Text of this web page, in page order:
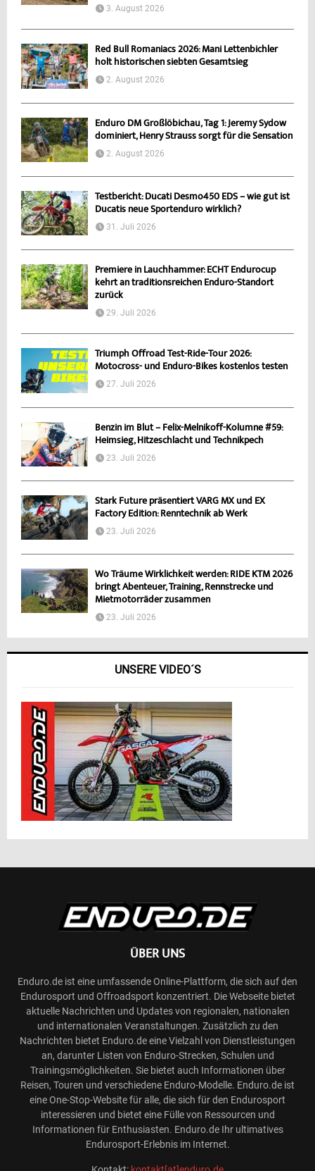
3. August 2026
Red Bull Romaniacs 2026: Mani Lettenbichler
holt historischen siebten Gesamtsieg
2. August 2026
Enduro DM Großlöbichau, Tag 1: Jeremy Sydow
dominiert, Henry Strauss sorgt für die Sensation
2. August 2026
Testbericht: Ducati Desmo450 EDS – wie gut ist
Ducatis neue Sportenduro wirklich?
31. Juli 2026
Premiere in Lauchhammer: ECHT Endurocup
kehrt an traditionsreichen Enduro-Standort
zurück
29. Juli 2026
Triumph Offroad Test-Ride-Tour 2026:
Motocross- und Enduro-Bikes kostenlos testen
27. Juli 2026
Benzin im Blut – Felix-Melnikoff-Kolumne #59:
Heimsieg, Hitzeschlacht und Technikpech
23. Juli 2026
Stark Future präsentiert VARG MX und EX
Factory Edition: Renntechnik ab Werk
23. Juli 2026
Wo Träume Wirklichkeit werden: RIDE KTM 2026
bringt Abenteuer, Training, Rennstrecke und
Mietmotorräder zusammen
23. Juli 2026
UNSERE VIDEO´S
ÜBER UNS
Enduro.de ist eine umfassende Online-Plattform, die sich auf den
Endurosport und Offroadsport konzentriert. Die Webseite bietet
aktuelle Nachrichten und Updates von regionalen, nationalen
und internationalen Veranstaltungen. Zusätzlich zu den
Nachrichten bietet Enduro.de eine Vielzahl von Dienstleistungen
an, darunter Listen von Enduro-Strecken, Schulen und
Trainingsmöglichkeiten. Sie bietet auch Informationen über
Reisen, Touren und verschiedene Enduro-Modelle. Enduro.de ist
eine One-Stop-Website für alle, die sich für den Endurosport
interessieren und bietet eine Fülle von Ressourcen und
Informationen für Enthusiasten. Enduro.de Ihr ultimatives
Endurosport-Erlebnis im Internet.